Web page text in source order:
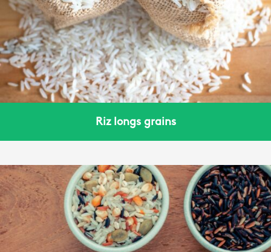
Riz longs grains